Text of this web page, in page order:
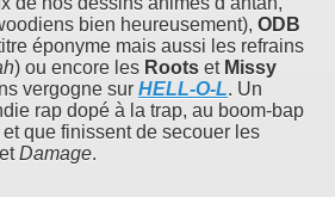
bien heureusement), ODB
éponyme mais aussi les refrains
) ou encore les Roots et Missy
vergogne sur HELL-O-L. Un
rap dopé à la trap, au boom-bap
que finissent de secouer les
Damage.